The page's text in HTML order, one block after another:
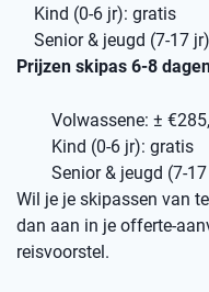
Kind (0-6 jr): gratis
Senior & jeugd (7-17
Prijzen skipas 6-8
Volwassene: ±
Kind (0-6 jr): gratis
Senior & jeugd (7-
Wil je je skipassen van
dan aan in je offerte-
reisvoorstel.